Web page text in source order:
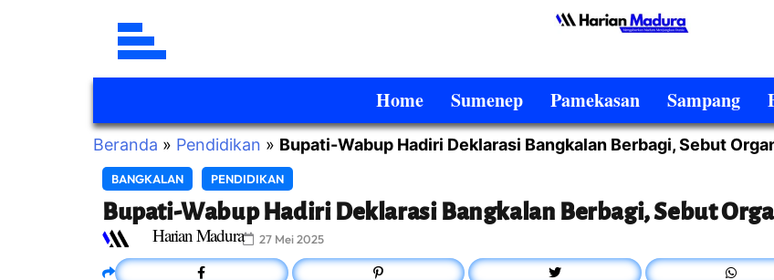
Home Sumenep Pamekasan Sampang
Beranda » Pendidikan » Bupati-Wabup Hadiri Deklarasi Bangkalan Berbagi, Sebut
BANGKALAN PENDIDIKAN
Bupati-Wabup Hadiri Deklarasi Bangkalan Berbagi, Sebut
27 Mei 2025
Harian Madura